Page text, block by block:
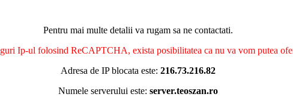
Pentru mai multe detalii va rugam sa ne contactati.
Ip-ul folosind ReCAPTCHA, exista posibilitatea ca nu va vom putea
Adresa de IP blocata este: 216.73.216.82
Numele serverului este: server.teoszan.ro